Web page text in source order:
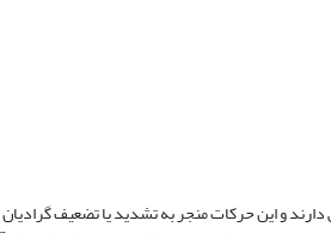
دارند و این حرکات منجر به تشدید یا تضعیف